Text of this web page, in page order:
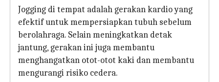
Jogging di tempat adalah gerakan kardio yang
efektif untuk mempersiapkan tubuh sebelum
berolahraga. Selain meningkatkan detak
jantung, gerakan ini juga membantu
menghangatkan otot-otot kaki dan membantu
mengurangi risiko cedera.